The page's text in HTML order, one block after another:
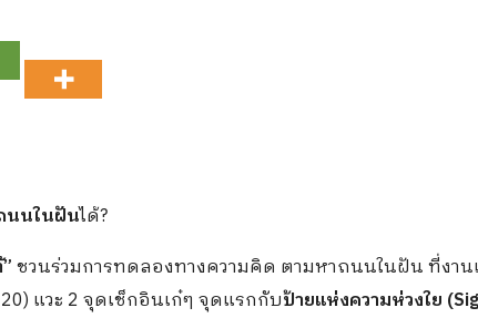
นนในฝันได้?
”ชวนร่วมการทดลองทางความคิด ตามหาถนนในฝัน ที่งา
แวะ 2 จุดเช็กอินเก๋ๆ จุดแรกกับป้ายแห่งความห่วงใย